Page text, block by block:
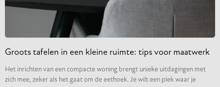
Groots tafelen in een kleine ruimte: tips voor maatwerk
Het inrichten van een compacte woning brengt unieke uitdagingen met
zich mee, zeker als het gaat om de eethoek. Je wilt een plek waar je